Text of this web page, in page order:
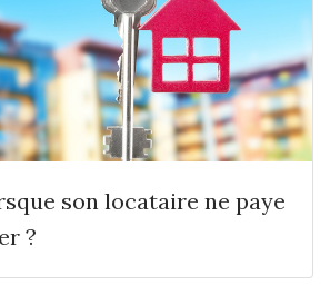
son locataire ne paye
?